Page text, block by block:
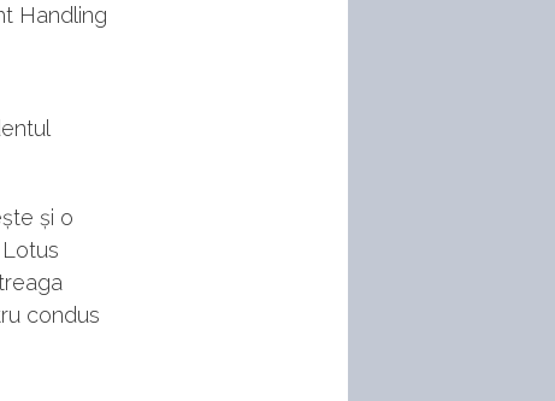
Handling
și o
condus